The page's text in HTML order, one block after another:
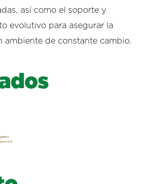
así como el soporte y
evolutivo para asegurar la
ambiente de constante cambio.
d os